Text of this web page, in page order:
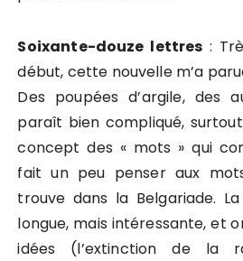
Soixante-douze lettres :
début, cette nouvelle m’a
Des poupées d’argile, des
paraît bien compliqué,
concept des « mots » qui
fait un peu penser aux
trouve dans la Belgariade.
longue, mais intéressante, et
idées (l’extinction de la